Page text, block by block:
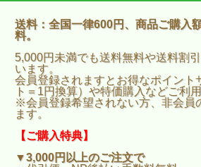
送料：全国一律600円、商品ご購入
料。
5,000円未満でも送料無料や送料割
います。
会員登録されますとお得なポイント
ト＝1円換算）や特価購入などご利
※会員登録希望されない方、非会員
ます。
【ご購入特典】
▼3,000円以上のご注文で